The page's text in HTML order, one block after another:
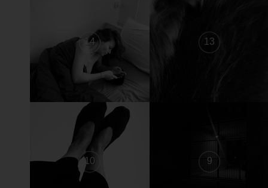
14 13
10 9